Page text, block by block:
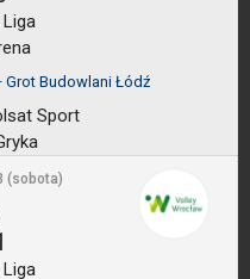
Liga
Grot Budowlani Łódź
Sport
(sobota)
Liga